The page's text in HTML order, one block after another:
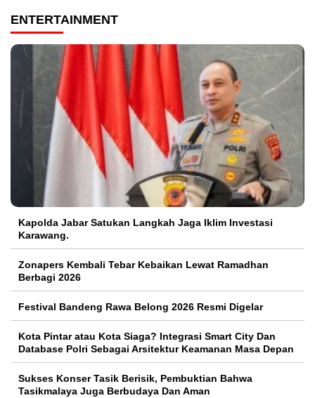
ENTERTAINMENT
Kapolda Jabar Satukan Langkah Jaga Iklim Investasi
Karawang.
Zonapers Kembali Tebar Kebaikan Lewat Ramadhan
Berbagi 2026
Festival Bandeng Rawa Belong 2026 Resmi Digelar
Kota Pintar atau Kota Siaga? Integrasi Smart City Dan
Database Polri Sebagai Arsitektur Keamanan Masa Depan
Sukses Konser Tasik Berisik, Pembuktian Bahwa
Tasikmalaya Juga Berbudaya Dan Aman